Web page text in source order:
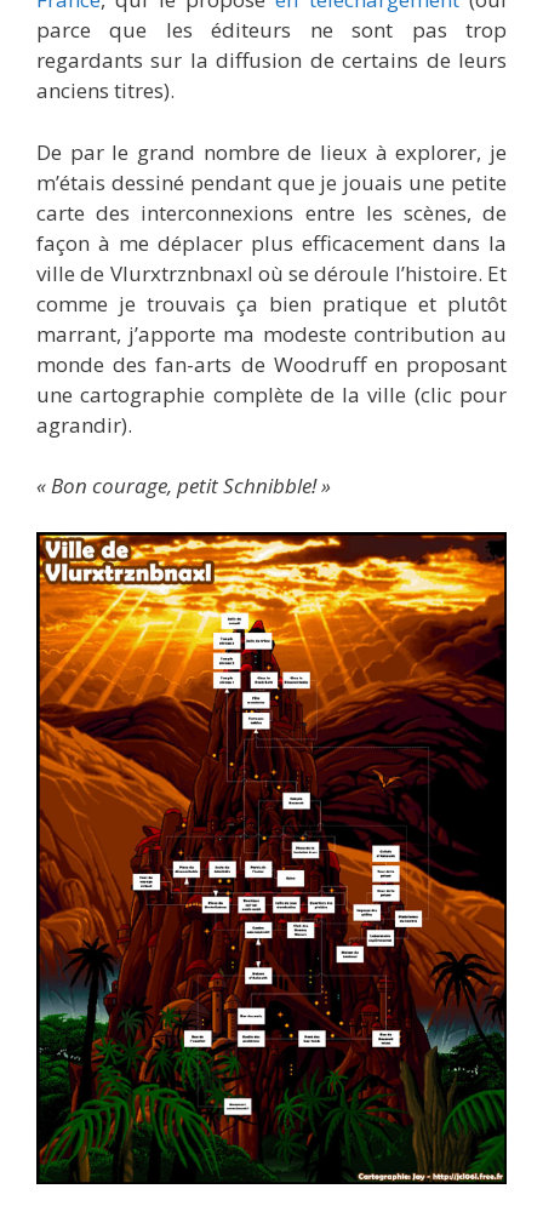
parce que les éditeurs ne sont pas trop
regardants sur la diffusion de certains de leurs
anciens titres).
De par le grand nombre de lieux à explorer, je
m’étais dessiné pendant que je jouais une petite
carte des interconnexions entre les scènes, de
façon à me déplacer plus efficacement dans la
ville de Vlurxtrznbnaxl où se déroule l’histoire. Et
comme je trouvais ça bien pratique et plutôt
marrant, j’apporte ma modeste contribution au
monde des fan-arts de Woodruff en proposant
une cartographie complète de la ville (clic pour
agrandir).
« Bon courage, petit Schnibble! »